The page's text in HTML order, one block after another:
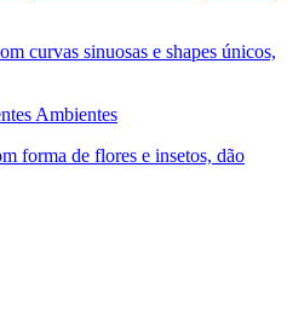
curvas sinuosas e shapes únicos,
Ambientes
forma de flores e insetos, dão